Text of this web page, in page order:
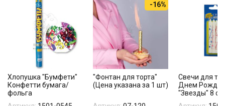
Хлопушка "Бумфети"
Конфетти бумага/
фольга
-16%
"Фонтан для торта"
(Цена указана за 1 шт)
Свечи для
Днем
"Звезды" 8 см